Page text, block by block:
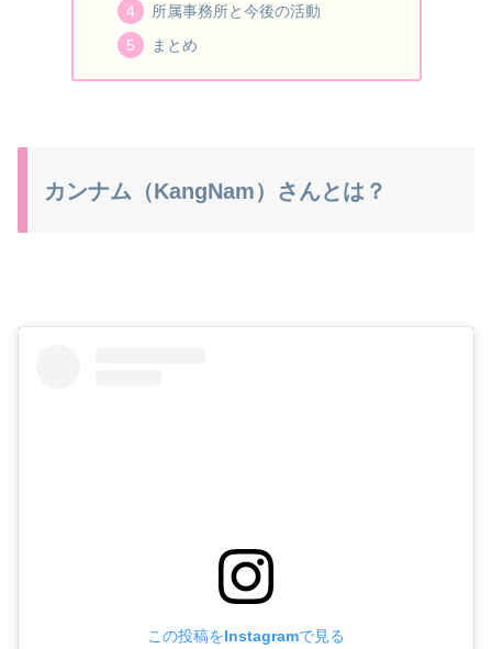
所属事務所と今後の活動
まとめ
カンナム（KangNam）さんとは？
この投稿をInstagramで見る